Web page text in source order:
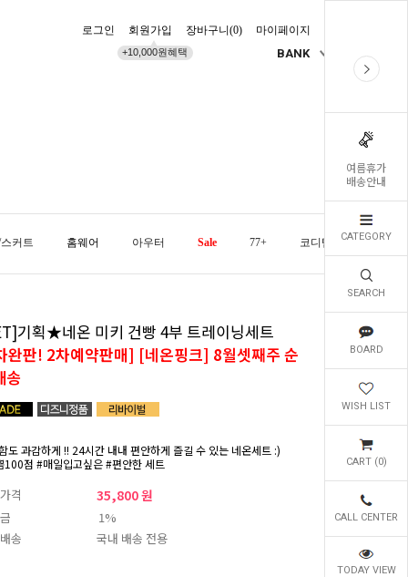
여름휴가
배송안내
CATEGORY
SEARCH
BOARD
WISH LIST
CART (0)
CALL CENTER
TODAY VIEW
로그인 회원가입
+10,000원혜택
장바구니(0) 마이페이지
BANK
커트 홈웨어 아우터 Sale 77+ 코디템 오늘발송
기획★네온 미키 건빵 4부 트레이닝세트
완판! 2차예약판매] [네온핑크] 8월셋째주 순
송
도 과감하게 !! 24시간 내내 편안하게 즐길 수 있는 네온세트 :)
100점 #매일입고싶은 #편안한 세트
격 35,800 원
1%
송
국내 배송 전용